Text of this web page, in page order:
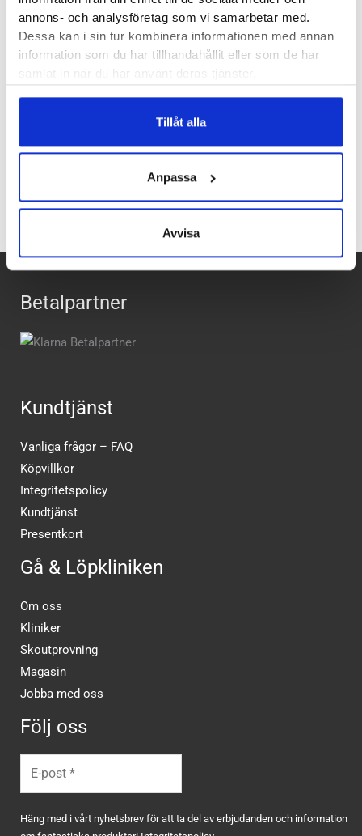
annons- och analysföretag som vi samarbetar med.
Dessa kan i sin tur kombinera informationen med annan
information som du har tillhandahållit eller som de har
samlat in när du har använt deras tjänster.
Tillåt alla
Anpassa
Avvisa
Material:Softshell (återvunnen polyester), vattentätt
Betalpartner
Kundtjänst
Vanliga frågor – FAQ
Köpvillkor
Integritetspolicy
Kundtjänst
Presentkort
Gå & Löpkliniken
Om oss
Kliniker
Skoutprovning
Magasin
Jobba med oss
Följ oss
Häng med i vårt nyhetsbrev för att ta del av erbjudanden och information